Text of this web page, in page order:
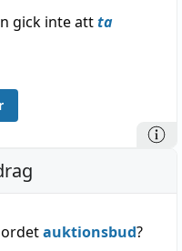
gick inte attta
auktionsbud?